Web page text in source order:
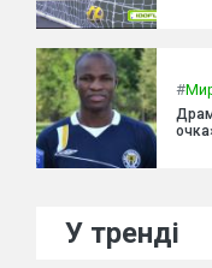
#
У тренді